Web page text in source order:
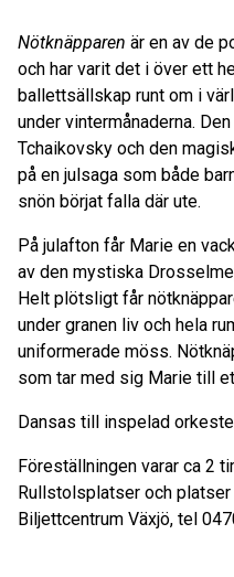
Nötknäpparen är en av de
och har varit det i över ett
ballettsällskap runt om i
under vintermånaderna.
Tchaikovsky och den
på en julsaga som både
snön börjat falla där ute.
På julafton får Marie en
av den mystiska
Helt plötsligt får
under granen liv och hela
uniformerade möss.
som tar med sig Marie till
Dansas till inspelad
Föreställningen varar ca 2
Rullstolsplatser och
Biljettcentrum Växjö, tel